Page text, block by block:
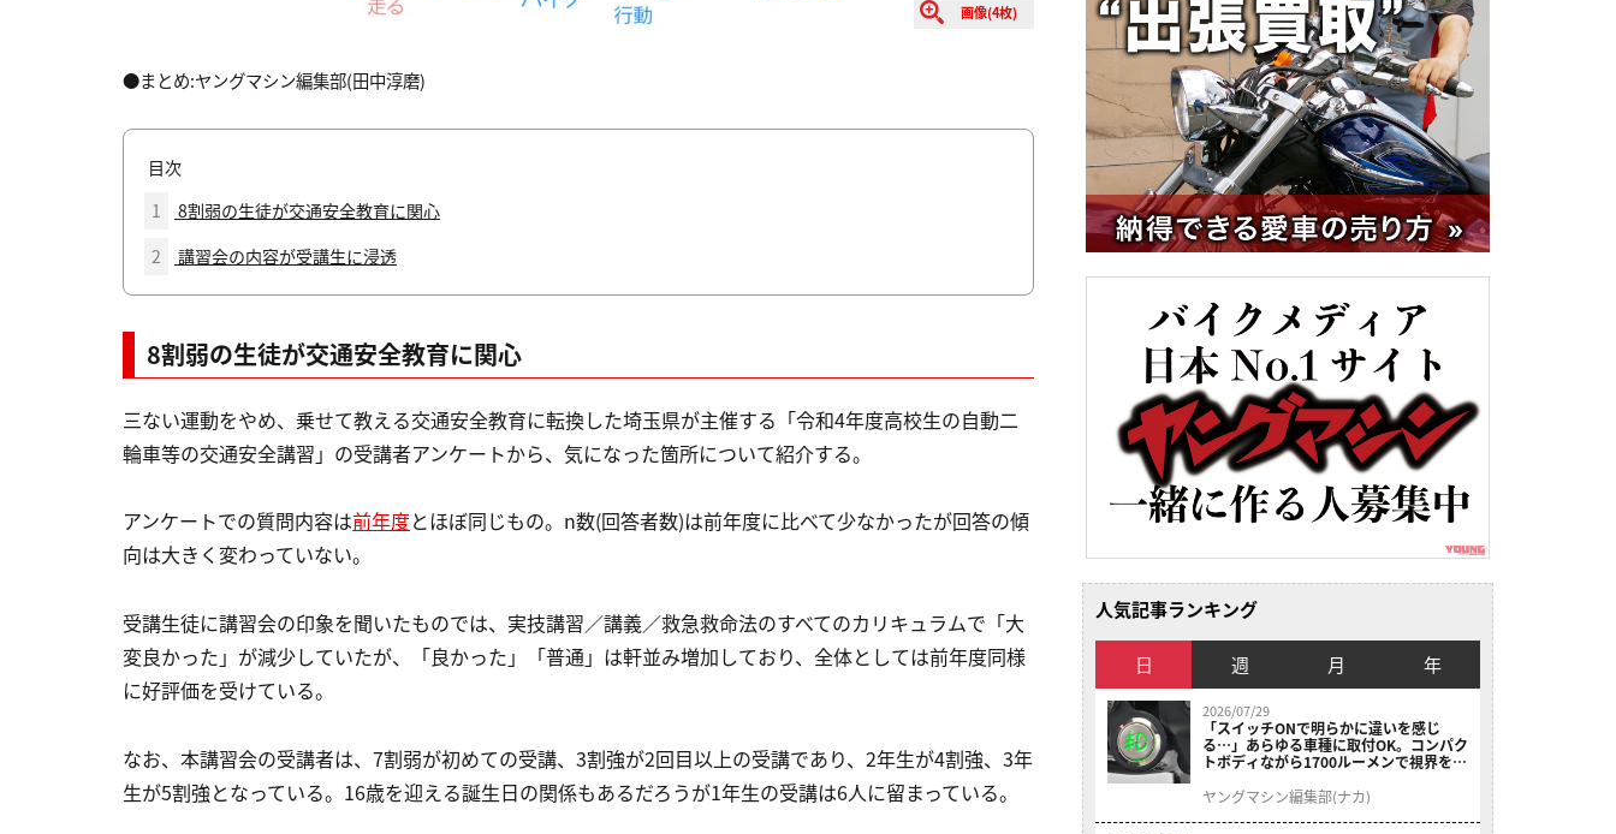
画像(4枚)
●まとめ:ヤングマシン編集部(田中淳磨)
目次
1
8割弱の生徒が交通安全教育に関心
2
講習会の内容が受講生に浸透
8割弱の生徒が交通安全教育に関心
三ない運動をやめ、乗せて教える交通安全教育に転換した埼玉県が主催する「令和4年度高校生の自動二
輪車等の交通安全講習」の受講者アンケートから、気になった箇所について紹介する。
アンケートでの質問内容は前年度とほぼ同じもの。n数(回答者数)は前年度に比べて少なかったが回答の傾
向は大きく変わっていない。
受講生徒に講習会の印象を聞いたものでは、実技講習／講義／救急救命法のすべてのカリキュラムで「大
変良かった」が減少していたが、「良かった」「普通」は軒並み増加しており、全体としては前年度同様
に好評価を受けている。
なお、本講習会の受講者は、7割弱が初めての受講、3割強が2回目以上の受講であり、2年生が4割強、3年
生が5割強となっている。16歳を迎える誕生日の関係もあるだろうが1年生の受講は6人に留まっている。
人気記事ランキング
日 週 月 年
2026/07/29
「スイッチONで明らかに違いを感じ
る…」あらゆる車種に取付OK。コンパク
トボディながら1700ルーメンで視界を確
ニット プレシャスレイ スモール］
ヤングマシン編集部(ナカ)